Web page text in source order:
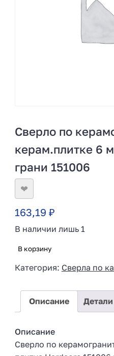
Сверло по
керам.плитке 6
грани 151006
❤
163,19 ₽
В наличии лишь 1
В корзину
Категория: Сверла по
Описание Детали
Описание
Сверло по